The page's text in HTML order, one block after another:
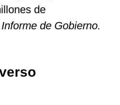
de
de Gobierno.